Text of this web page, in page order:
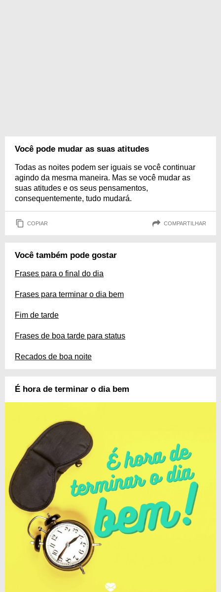
Você pode mudar as suas atitudes
Todas as noites podem ser iguais se você continuar
agindo da mesma maneira. Mas se você mudar as
suas atitudes e os seus pensamentos,
consequentemente, tudo mudará.
COPIAR COMPARTILHAR
Você também pode gostar
Frases para o final do dia
Frases para terminar o dia bem
Fim de tarde
Frases de boa tarde para status
Recados de boa noite
É hora de terminar o dia bem